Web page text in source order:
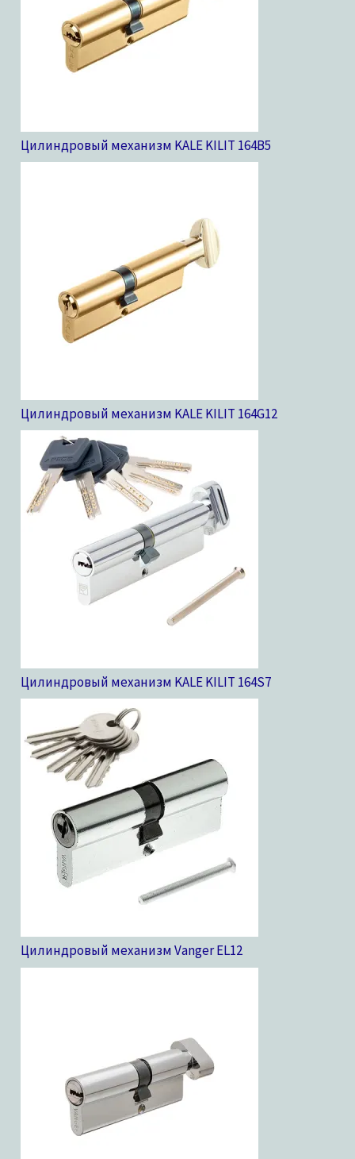
Цилиндровый механизм KALE KILIT 164B5
Цилиндровый механизм KALE KILIT 164G12
Цилиндровый механизм KALE KILIT 164S7
Цилиндровый механизм Vanger EL12